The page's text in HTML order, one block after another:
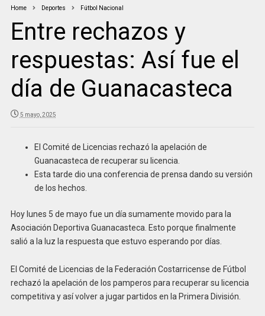
Home Deportes Fútbol Nacional
Entre rechazos y
respuestas: Así fue el
día de Guanacasteca
5 mayo, 2025
El Comité de Licencias rechazó la apelación de
Guanacasteca de recuperar su licencia.
Esta tarde dio una conferencia de prensa dando su versión
de los hechos.
Hoy lunes 5 de mayo fue un día sumamente movido para la
Asociación Deportiva Guanacasteca. Esto porque finalmente
salió a la luz la respuesta que estuvo esperando por días.
El Comité de Licencias de la Federación Costarricense de Fútbol
rechazó la apelación de los pamperos para recuperar su licencia
competitiva y así volver a jugar partidos en la Primera División.